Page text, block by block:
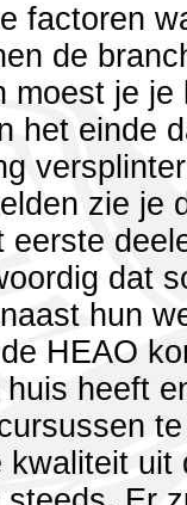
factoren
de
moest je je
het einde
zie je
dat
hun
HEAO
heeft